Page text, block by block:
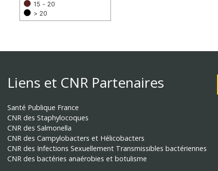
15 - 20
> 20
Liens et CNR Partenaires
Santé Publique France
CNR des Staphylocoques
CNR des Salmonella
CNR des Campylobacters et Hélicobacters
CNR des Infections Sexuellement Transmissibles bactériennes
CNR des bactéries anaérobies et botulisme